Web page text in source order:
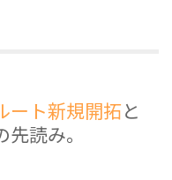
ート新規開拓と
読み。